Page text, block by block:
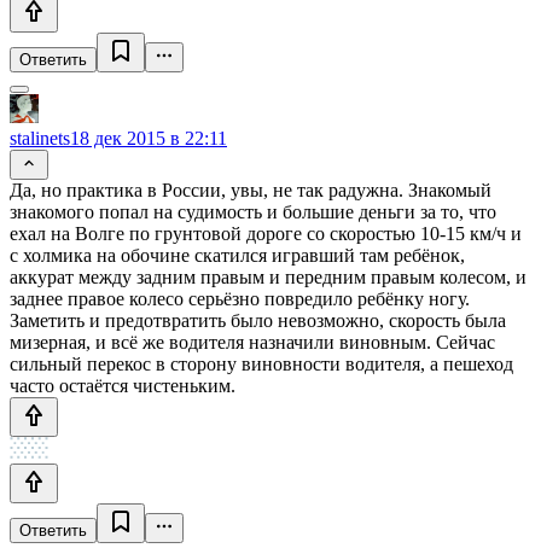
Ответить
stalinets18 дек 2015 в 22:11
Да, но практика в России, увы, не так радужна. Знакомый
знакомого попал на судимость и большие деньги за то, что
ехал на Волге по грунтовой дороге со скоростью 10-15 км/ч и
с холмика на обочине скатился игравший там ребёнок,
аккурат между задним правым и передним правым колесом, и
заднее правое колесо серьёзно повредило ребёнку ногу.
Заметить и предотвратить было невозможно, скорость была
мизерная, и всё же водителя назначили виновным. Сейчас
сильный перекос в сторону виновности водителя, а пешеход
часто остаётся чистеньким.
Ответить